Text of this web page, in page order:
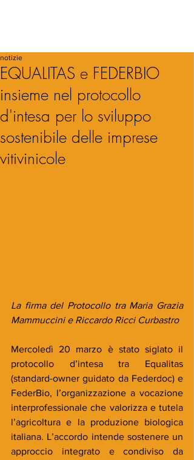
EQUALITAS e FEDERBIO
insieme nel protocollo
d'intesa per lo sviluppo
sostenibile delle imprese
vitivinicole
notizie
La firma del Protocollo tra Maria Grazia
Mammuccini e Riccardo Ricci Curbastro
Mercoledì 20 marzo è stato siglato il
protocollo d’intesa tra Equalitas
(standard-owner guidato da Federdoc) e
FederBio, l’organizzazione a vocazione
interprofessionale che valorizza e tutela
l’agricoltura e la produzione biologica
italiana. L’accordo intende sostenere un
approccio integrato e condiviso da